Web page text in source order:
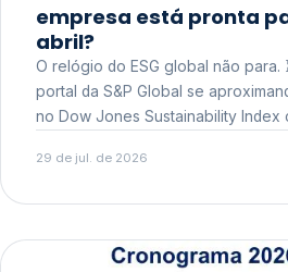
empresa está pronta
abril?
O relógio do ESG global não para. ⏳ Com a abertura
portal da S&P Global se
no Dow Jones Sustainability Index
29 de jul. de 2026